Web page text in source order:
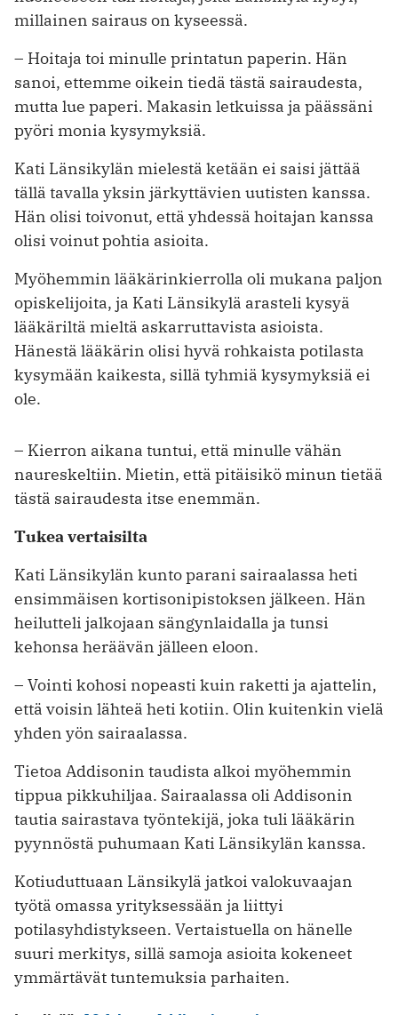
millainen sairaus on kyseessä.
– Hoitaja toi minulle printatun paperin. Hän
sanoi, ettemme oikein tiedä tästä sairaudesta,
mutta lue paperi. Makasin letkuissa ja päässäni
pyöri monia kysymyksiä.
Kati Länsikylän mielestä ketään ei saisi jättää
tällä tavalla yksin järkyttävien uutisten kanssa.
Hän olisi toivonut, että yhdessä hoitajan kanssa
olisi voinut pohtia asioita.
Myöhemmin lääkärinkierrolla oli mukana paljon
opiskelijoita, ja Kati Länsikylä arasteli kysyä
lääkäriltä mieltä askarruttavista asioista.
Hänestä lääkärin olisi hyvä rohkaista potilasta
kysymään kaikesta, sillä tyhmiä kysymyksiä ei
ole.
– Kierron aikana tuntui, että minulle vähän
naureskeltiin. Mietin, että pitäisikö minun tietää
tästä sairaudesta itse enemmän.
Tukea vertaisilta
Kati Länsikylän kunto parani sairaalassa heti
ensimmäisen kortisonipistoksen jälkeen. Hän
heilutteli jalkojaan sängynlaidalla ja tunsi
kehonsa heräävän jälleen eloon.
– Vointi kohosi nopeasti kuin raketti ja ajattelin,
että voisin lähteä heti kotiin. Olin kuitenkin vielä
yhden yön sairaalassa.
Tietoa Addisonin taudista alkoi myöhemmin
tippua pikkuhiljaa. Sairaalassa oli Addisonin
tautia sairastava työntekijä, joka tuli lääkärin
pyynnöstä puhumaan Kati Länsikylän kanssa.
Kotiuduttuaan Länsikylä jatkoi valokuvaajan
työtä omassa yrityksessään ja liittyi
potilasyhdistykseen. Vertaistuella on hänelle
suuri merkitys, sillä samoja asioita kokeneet
ymmärtävät tuntemuksia parhaiten.